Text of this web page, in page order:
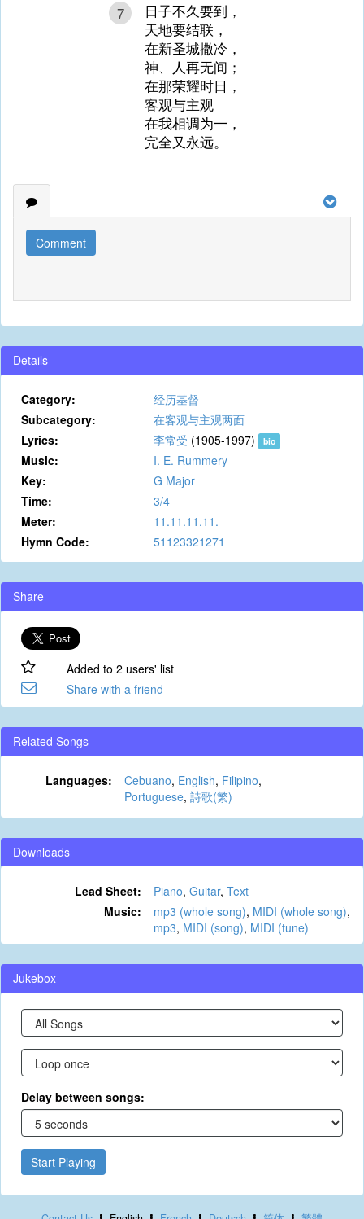
7
日子不久要到，
天地要结联，
在新圣城撒冷，
神、人再无间；
在那荣耀时日，
客观与主观
在我相调为一，
完全又永远。
Comment
Details
Category:
经历基督
Subcategory:
在客观与主观两面
Lyrics:
李常受 (1905-1997) bio
Music:
I. E. Rummery
Key:
G Major
Time:
3/4
Meter:
11.11.11.11.
Hymn Code:
51123321271
Share
Added to 2 users' list
Share with a friend
Related Songs
Languages: Cebuano, English, Filipino,
Portuguese, 詩歌(繁)
Downloads
Lead Sheet: Piano, Guitar, Text
Music:
mp3 (whole song), MIDI (whole song),
mp3, MIDI (song), MIDI (tune)
Jukebox
Delay between songs:
Start Playing